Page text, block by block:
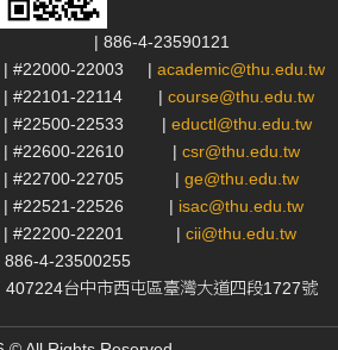
| 886-4-23590121
| #22000-22003 | academic@thu.edu.tw
| #22101-22114 | course@thu.edu.tw
| #22500-22533 | eductl@thu.edu.tw
| #22600-22610 | csr@thu.edu.tw
| #22700-22705 | ge@thu.edu.tw
| #22521-22526 | isac@thu.edu.tw
| #22200-22201 | cii@thu.edu.tw
886-4-23500255
407224台中市西屯區臺灣大道四段1727號